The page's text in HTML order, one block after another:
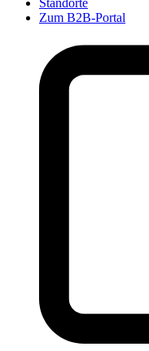
Zum B2B-Portal